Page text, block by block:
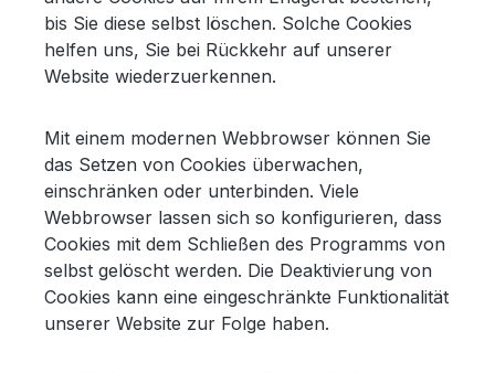
bis Sie diese selbst löschen. Solche Cookies
helfen uns, Sie bei Rückkehr auf unserer
Website wiederzuerkennen.
Mit einem modernen Webbrowser können Sie
das Setzen von Cookies überwachen,
einschränken oder unterbinden. Viele
Webbrowser lassen sich so konfigurieren, dass
Cookies mit dem Schließen des Programms von
selbst gelöscht werden. Die Deaktivierung von
Cookies kann eine eingeschränkte Funktionalität
unserer Website zur Folge haben.